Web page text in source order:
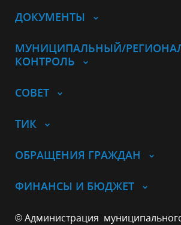
ДОКУМЕНТЫ
МУНИЦИПАЛЬНЫЙ/
КОНТРОЛЬ
СОВЕТ
ТИК
ОБРАЩЕНИЯ ГРАЖДАН
ФИНАНСЫ И БЮДЖЕТ
© Администрация